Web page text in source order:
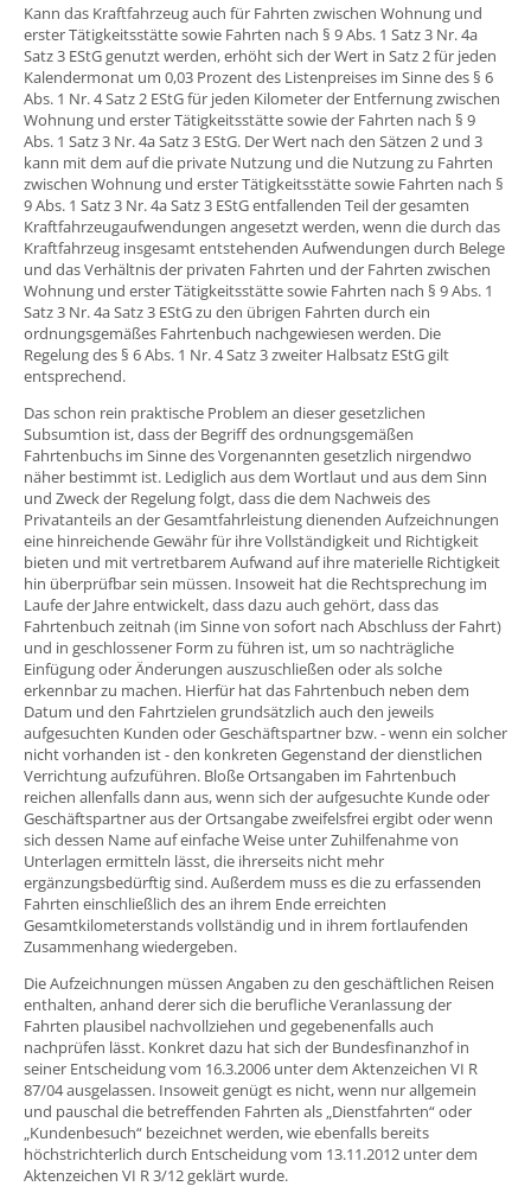
Kann das Kraftfahrzeug auch für Fahrten zwischen Wohnung und
erster Tätigkeitsstätte sowie Fahrten nach § 9 Abs. 1 Satz 3 Nr. 4a
Satz 3 EStG genutzt werden, erhöht sich der Wert in Satz 2 für jeden
Kalendermonat um 0,03 Prozent des Listenpreises im Sinne des § 6
Abs. 1 Nr. 4 Satz 2 EStG für jeden Kilometer der Entfernung zwischen
Wohnung und erster Tätigkeitsstätte sowie der Fahrten nach § 9
Abs. 1 Satz 3 Nr. 4a Satz 3 EStG. Der Wert nach den Sätzen 2 und 3
kann mit dem auf die private Nutzung und die Nutzung zu Fahrten
zwischen Wohnung und erster Tätigkeitsstätte sowie Fahrten nach §
9 Abs. 1 Satz 3 Nr. 4a Satz 3 EStG entfallenden Teil der gesamten
Kraftfahrzeugaufwendungen angesetzt werden, wenn die durch das
Kraftfahrzeug insgesamt entstehenden Aufwendungen durch Belege
und das Verhältnis der privaten Fahrten und der Fahrten zwischen
Wohnung und erster Tätigkeitsstätte sowie Fahrten nach § 9 Abs. 1
Satz 3 Nr. 4a Satz 3 EStG zu den übrigen Fahrten durch ein
ordnungsgemäßes Fahrtenbuch nachgewiesen werden. Die
Regelung des § 6 Abs. 1 Nr. 4 Satz 3 zweiter Halbsatz EStG gilt
entsprechend.
Das schon rein praktische Problem an dieser gesetzlichen
Subsumtion ist, dass der Begriff des ordnungsgemäßen
Fahrtenbuchs im Sinne des Vorgenannten gesetzlich nirgendwo
näher bestimmt ist. Lediglich aus dem Wortlaut und aus dem Sinn
und Zweck der Regelung folgt, dass die dem Nachweis des
Privatanteils an der Gesamtfahrleistung dienenden Aufzeichnungen
eine hinreichende Gewähr für ihre Vollständigkeit und Richtigkeit
bieten und mit vertretbarem Aufwand auf ihre materielle Richtigkeit
hin überprüfbar sein müssen. Insoweit hat die Rechtsprechung im
Laufe der Jahre entwickelt, dass dazu auch gehört, dass das
Fahrtenbuch zeitnah (im Sinne von sofort nach Abschluss der Fahrt)
und in geschlossener Form zu führen ist, um so nachträgliche
Einfügung oder Änderungen auszuschließen oder als solche
erkennbar zu machen. Hierfür hat das Fahrtenbuch neben dem
Datum und den Fahrtzielen grundsätzlich auch den jeweils
aufgesuchten Kunden oder Geschäftspartner bzw. - wenn ein solcher
nicht vorhanden ist - den konkreten Gegenstand der dienstlichen
Verrichtung aufzuführen. Bloße Ortsangaben im Fahrtenbuch
reichen allenfalls dann aus, wenn sich der aufgesuchte Kunde oder
Geschäftspartner aus der Ortsangabe zweifelsfrei ergibt oder wenn
sich dessen Name auf einfache Weise unter Zuhilfenahme von
Unterlagen ermitteln lässt, die ihrerseits nicht mehr
ergänzungsbedürftig sind. Außerdem muss es die zu erfassenden
Fahrten einschließlich des an ihrem Ende erreichten
Gesamtkilometerstands vollständig und in ihrem fortlaufenden
Zusammenhang wiedergeben.
Die Aufzeichnungen müssen Angaben zu den geschäftlichen Reisen
enthalten, anhand derer sich die berufliche Veranlassung der
Fahrten plausibel nachvollziehen und gegebenenfalls auch
nachprüfen lässt. Konkret dazu hat sich der Bundesfinanzhof in
seiner Entscheidung vom 16.3.2006 unter dem Aktenzeichen VI R
87/04 ausgelassen. Insoweit genügt es nicht, wenn nur allgemein
und pauschal die betreffenden Fahrten als „Dienstfahrten“ oder
„Kundenbesuch“ bezeichnet werden, wie ebenfalls bereits
höchstrichterlich durch Entscheidung vom 13.11.2012 unter dem
Aktenzeichen VI R 3/12 geklärt wurde.